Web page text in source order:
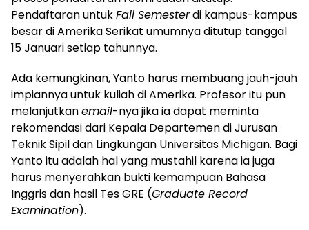
Pendaftaran untukFall Semesterdi kampus-kampus
besar di Amerika Serikat umumnya ditutup tanggal
15 Januari setiap tahunnya.
Ada kemungkinan, Yanto harus membuang jauh-jauh
impiannya untuk kuliah di Amerika. Profesor itu pun
melanjutkanemail-nya jika ia dapat meminta
rekomendasi dari Kepala Departemen di Jurusan
Teknik Sipil dan Lingkungan Universitas Michigan. Bagi
Yanto itu adalah hal yang mustahil karena ia juga
harus menyerahkan bukti kemampuan Bahasa
Inggris dan hasil Tes GRE (Graduate Record
Examination).